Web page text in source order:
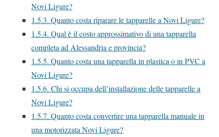
Novi Ligure?
1.5.3. Quanto costa riparare le tapparelle a Novi Ligure?
1.5.4. Qual è il costo approssimativo di una tapparella
completa ad Alessandria e provincia?
1.5.5. Quanto costa una tapparella in plastica o in PVC a
Novi Ligure?
1.5.6. Chi si occupa dell’installazione delle tapparelle a
Novi Ligure?
1.5.7. Quanto costa convertire una tapparella manuale in
una motorizzata Novi Ligure?